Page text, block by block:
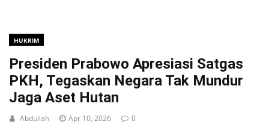
HUKRIM
Presiden Prabowo Apresiasi Satgas
PKH, Tegaskan Negara Tak Mundur
Jaga Aset Hutan
Abdullah Apr 10, 2026 0